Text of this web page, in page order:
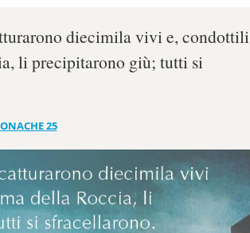
diecimila vivi e, condottili
li precipitarono giù; tutti si
25